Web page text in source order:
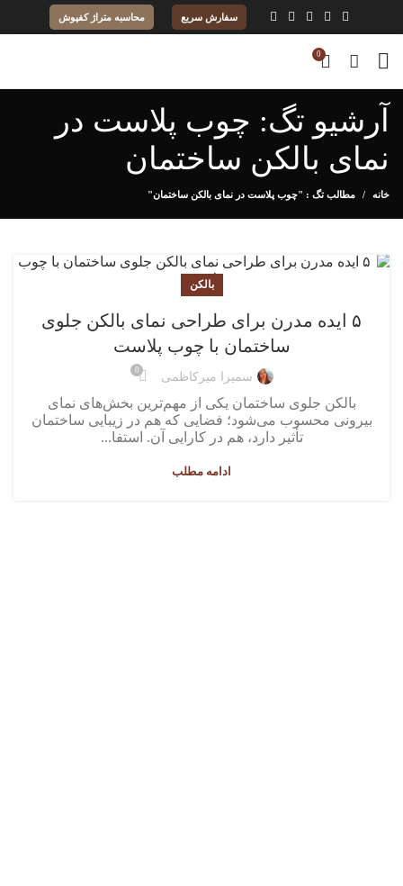
سفارش سریع محاسبه متراژ کفپوش
0
آرشیو تگ: چوب پلاست در
نمای بالکن ساختمان
خانه مطالب تگ : "چوب پلاست در نمای بالکن ساختمان"
بالکن
۵ ایده مدرن برای طراحی نمای بالکن جلوی
ساختمان با چوب پلاست
سمیرا میرکاظمی 0
بالکن جلوی ساختمان یکی از مهم‌ترین بخش‌های نمای
بیرونی محسوب می‌شود؛ فضایی که هم در زیبایی ساختمان
تأثیر دارد، هم در کارایی آن. استفا...
ادامه مطلب